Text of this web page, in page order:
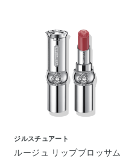
ジルスチュアート
ルージュ リップブロッサム